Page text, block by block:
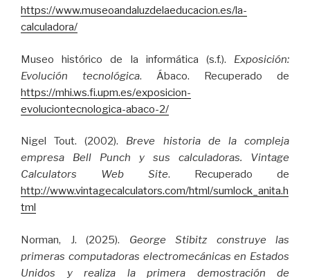
https://www.museoandaluzdelaeducacion.es/la-
calculadora/
Museo histórico de la informática (s.f.). Exposición:
Evolución tecnológica. Ábaco. Recuperado de
https://mhi.ws.fi.upm.es/exposicion-
evoluciontecnologica-abaco-2/
Nigel Tout. (2002). Breve historia de la compleja
empresa Bell Punch y sus calculadoras. Vintage
Calculators Web Site. Recuperado de
http://www.vintagecalculators.com/html/sumlock_anita.h
tml
Norman, J. (2025). George Stibitz construye las
primeras computadoras electromecánicas en Estados
Unidos y realiza la primera demostración de